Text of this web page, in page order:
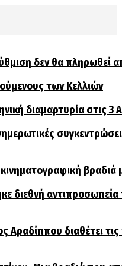
δεν θα πληρωθεί
των Κελλιών
διαμαρτυρία στις 3
κινηματογραφική
διεθνή
διαθέτει